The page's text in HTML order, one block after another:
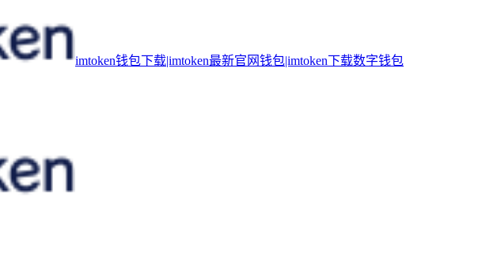
imtoken钱包下载|imtoken最新官网钱包|imtoken下载数字钱包